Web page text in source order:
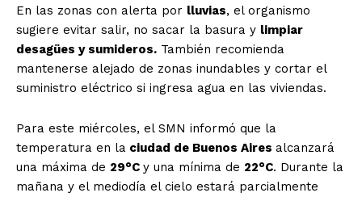
En las zonas con alerta por lluvias, el organismo
sugiere evitar salir, no sacar la basura y limpiar
desagües y sumideros. También recomienda
mantenerse alejado de zonas inundables y cortar el
suministro eléctrico si ingresa agua en las viviendas.
Para este miércoles, el SMN informó que la
temperatura en la ciudad de Buenos Aires alcanzará
una máxima de 29°C y una mínima de 22°C. Durante la
mañana y el mediodía el cielo estará parcialmente